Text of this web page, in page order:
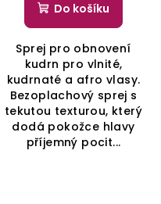
Do košíku
Sprej pro obnovení
kudrn pro vlnité,
kudrnaté a afro vlasy.
Bezoplachový sprej s
tekutou texturou, který
dodá pokožce hlavy
příjemný pocit...